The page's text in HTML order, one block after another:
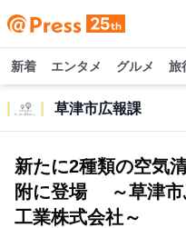
新着 エンタメ グルメ 旅
草津市広報課
新たに2種類の空気
附に登場 ～草津市
工業株式会社～